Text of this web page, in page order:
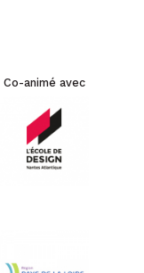
Co-animé avec